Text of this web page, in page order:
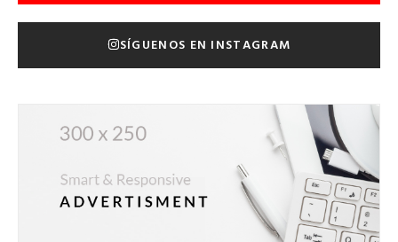
SÍGUENOS EN INSTAGRAM